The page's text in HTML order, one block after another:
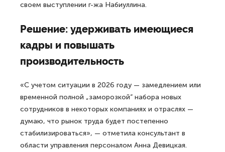
своем выступлении г-жа Набиуллина.
Решение: удерживать имеющиеся
кадры и повышать
производительность
«С учетом ситуации в 2026 году — замедлением или
временной полной „заморозкой“ набора новых
сотрудников в некоторых компаниях и отраслях —
думаю, что рынок труда будет постепенно
стабилизироваться», — отметила консультант в
области управления персоналом Анна Девицкая.